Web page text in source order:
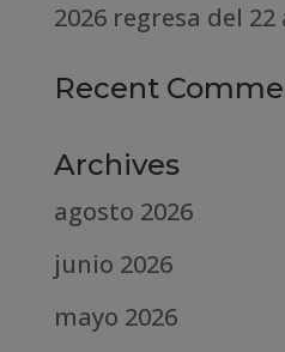
2026 regresa del
Recent
Archives
agosto 2026
junio 2026
mayo 2026